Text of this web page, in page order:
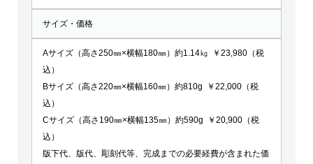
サイズ・価格
Aサイズ（高さ250㎜×横幅180㎜）約1.14㎏ ￥23,980（税
込）
Bサイズ（高さ220㎜×横幅160㎜）約810g ￥22,000（税
込）
Cサイズ（高さ190㎜×横幅135㎜）約590g ￥20,900（税
込）
版下代、版代、彫刻代等、完成までの必要経費が含まれた価